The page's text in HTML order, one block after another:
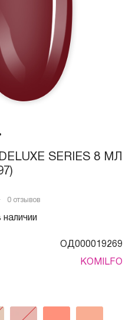
SERIES 8 МЛ
наличии
0 отзывов
ОД000019269
KOMILFO